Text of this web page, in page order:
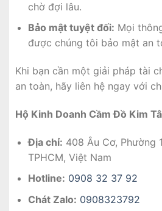
chờ đợi lâu.
Bảo mật tuyệt đối: Mọi
được chúng tôi bảo mật an
Khi bạn cần một giải pháp tài
an toàn, hãy liên hệ ngay với
Hộ Kinh Doanh Cầm Đồ Kim
Địa chỉ: 408 Âu Cơ, Phường
TPHCM, Việt Nam
Hotline: 0908 32 37 92
Chát Zalo: 0908323792